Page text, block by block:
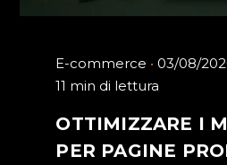
E-commerce
03/08/
11 min di lettura
OTTIMIZZARE I
PER PAGINE